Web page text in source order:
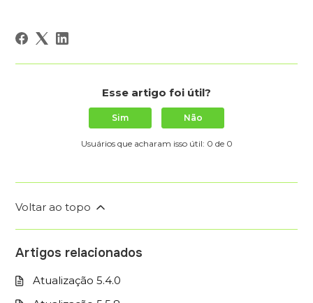
Esse artigo foi útil?
Sim Não
Usuários que acharam isso útil: 0 de 0
Voltar ao topo
Artigos relacionados
Atualização 5.4.0